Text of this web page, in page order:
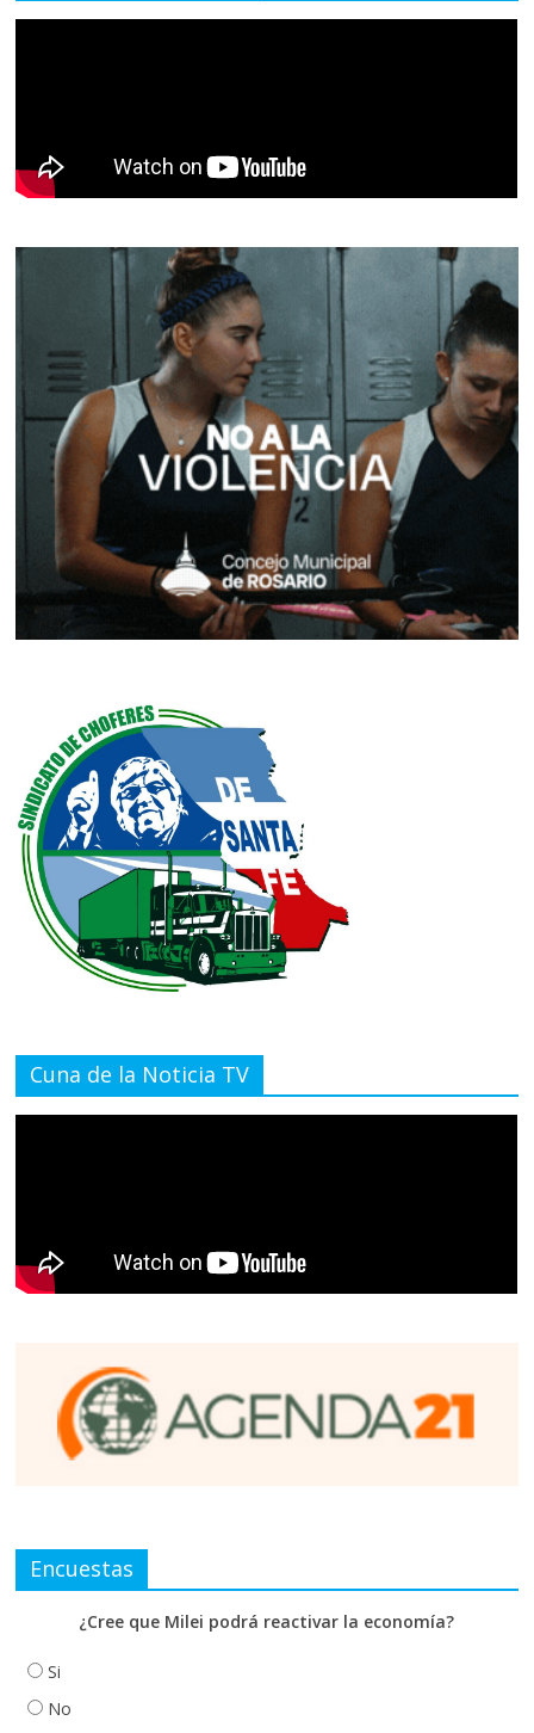
Cuna de la Noticia TV
Encuestas
¿Cree que Milei podrá reactivar la economía?
Si
No